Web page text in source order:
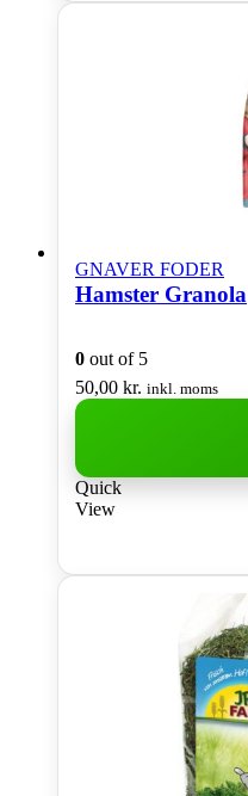
GNAVER FODER
Hamster Granola
0 out of 5
50,00 kr. inkl. moms
Quick
View